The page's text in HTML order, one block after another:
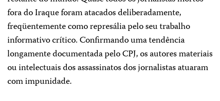
fora do Iraque foram atacados deliberadamente,
freqüentemente como represália pelo seu trabalho
informativo crítico. Confirmando uma tendência
longamente documentada pelo CPJ, os autores materiais
ou intelectuais dos assassinatos dos jornalistas atuaram
com impunidade.